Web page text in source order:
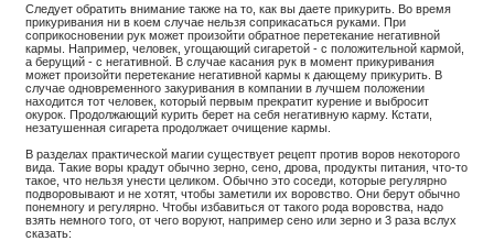
Следует обратить внимание также на то, как вы даете прикурить. Во время
прикуривания ни в коем случае нельзя соприкасаться руками. При
соприкосновении рук может произойти обратное перетекание негативной
кармы. Например, человек, угощающий сигаретой - с положительной кармой,
а берущий - с негативной. В случае касания рук в момент прикуривания
может произойти перетекание негативной кармы к дающему прикурить. В
случае одновременного закуривания в компании в лучшем положении
находится тот человек, который первым прекратит курение и выбросит
окурок. Продолжающий курить берет на себя негативную карму. Кстати,
незатушенная сигарета продолжает очищение кармы.
В разделах практической магии существует рецепт против воров некоторого
вида. Такие воры крадут обычно зерно, сено, дрова, продукты питания, что-то
такое, что нельзя унести целиком. Обычно это соседи, которые регулярно
подворовывают и не хотят, чтобы заметили их воровство. Они берут обычно
понемногу и регулярно. Чтобы избавиться от такого рода воровства, надо
взять немного того, от чего воруют, например сено или зерно и 3 раза вслух
сказать: